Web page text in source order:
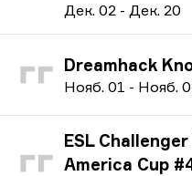
Дек. 02 - Дек. 20
Dreamhack
Нояб. 01 - Нояб.
ESL
America Cup